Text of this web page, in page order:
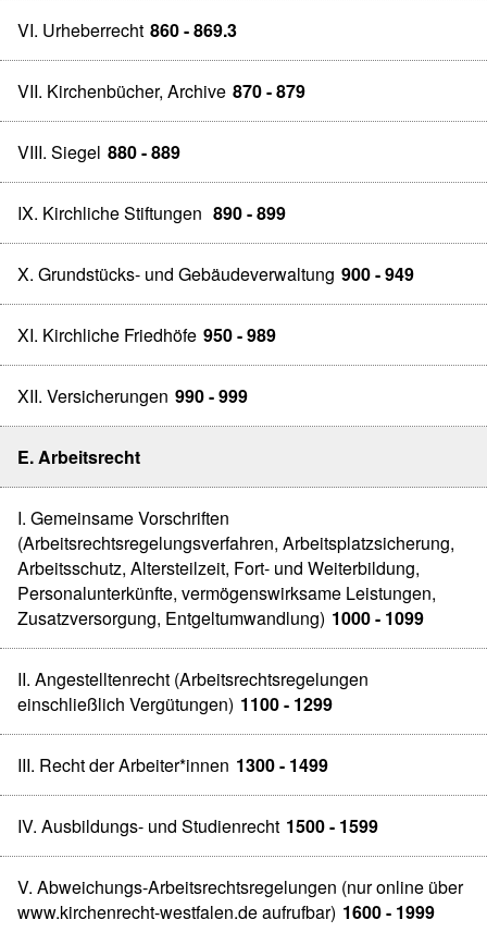
VI. Urheberrecht 860 - 869.3
VII. Kirchenbücher, Archive 870 - 879
VIII. Siegel 880 - 889
IX. Kirchliche Stiftungen 890 - 899
X. Grundstücks- und Gebäudeverwaltung 900 - 949
XI. Kirchliche Friedhöfe 950 - 989
XII. Versicherungen 990 - 999
E. Arbeitsrecht
I. Gemeinsame Vorschriften
(Arbeitsrechtsregelungsverfahren, Arbeitsplatzsicherung,
Arbeitsschutz, Altersteilzeit, Fort- und Weiterbildung,
Personalunterkünfte, vermögenswirksame Leistungen,
Zusatzversorgung, Entgeltumwandlung) 1000 - 1099
II. Angestelltenrecht (Arbeitsrechtsregelungen
einschließlich Vergütungen) 1100 - 1299
III. Recht der Arbeiter*innen 1300 - 1499
IV. Ausbildungs- und Studienrecht 1500 - 1599
V. Abweichungs-Arbeitsrechtsregelungen (nur online über
www.kirchenrecht-westfalen.de aufrufbar) 1600 - 1999